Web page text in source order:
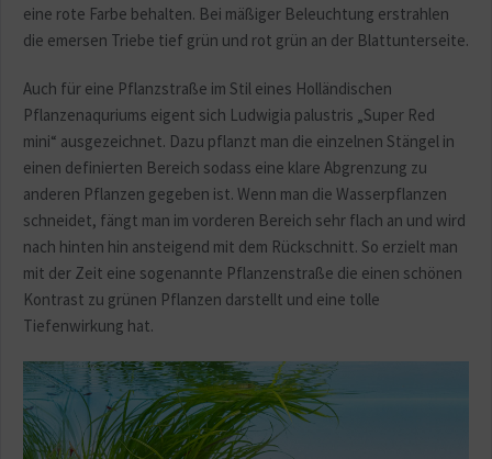
eine rote Farbe behalten. Bei mäßiger Beleuchtung erstrahlen
die emersen Triebe tief grün und rot grün an der Blattunterseite.
Auch für eine Pflanzstraße im Stil eines Holländischen
Pflanzenaquriums eigent sich Ludwigia palustris „Super Red
mini“ ausgezeichnet. Dazu pflanzt man die einzelnen Stängel in
einen definierten Bereich sodass eine klare Abgrenzung zu
anderen Pflanzen gegeben ist. Wenn man die Wasserpflanzen
schneidet, fängt man im vorderen Bereich sehr flach an und wird
nach hinten hin ansteigend mit dem Rückschnitt. So erzielt man
mit der Zeit eine sogenannte Pflanzenstraße die einen schönen
Kontrast zu grünen Pflanzen darstellt und eine tolle
Tiefenwirkung hat.